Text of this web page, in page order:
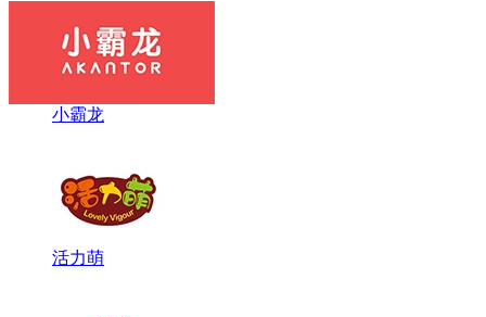
小霸龙
活力萌